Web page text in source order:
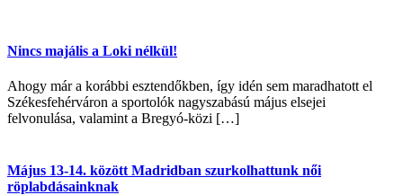
Nincs majális a Loki nélkül!
Ahogy már a korábbi esztendőkben, így idén sem maradhatott el
Székesfehérváron a sportolók nagyszabású május elsejei
felvonulása, valamint a Bregyó-közi […]
Május 13-14. között Madridban szurkolhattunk női
röplabdásainknak